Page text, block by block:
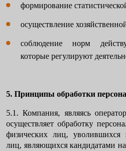
формирование
осуществление
соблюдение норм
которые регулируют
5. Принципы обработки
5.1. Компания, являясь
осуществляет обработку
физических лиц,
лиц, являющихся кандидатами